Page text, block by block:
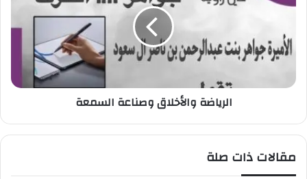
ج
د
د
ق
ض
ة
ا
ا
ق
الرياضة والأخلاق وصناعة السمعة
مقالات ذات صلة